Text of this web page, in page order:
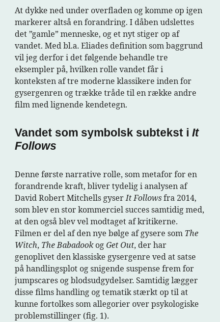
At dykke ned under overfladen og komme op igen
markerer altså en forandring. I dåben udslettes
det ”gamle” menneske, og et nyt stiger op af
vandet. Med bl.a. Eliades definition som baggrund
vil jeg derfor i det følgende behandle tre
eksempler på, hvilken rolle vandet får i
konteksten af tre moderne klassikere inden for
gysergenren og trække tråde til en række andre
film med lignende kendetegn.
Vandet som symbolsk subtekst iIt
Follows
Denne første narrative rolle, som metafor for en
forandrende kraft, bliver tydelig i analysen af
David Robert Mitchells gyserIt Followsfra 2014,
som blev en stor kommerciel succes samtidig med,
at den også blev vel modtaget af kritikerne.
Filmen er del af den nye bølge af gysere som The
Witch, The BabadookogGet Out, der har
genoplivet den klassiske gysergenre ved at satse
på handlingsplot og snigende suspense frem for
jumpscares og blodsudgydelser. Samtidig lægger
disse films handling og tematik stærkt op til at
kunne fortolkes som allegorier over psykologiske
problemstillinger (fig. 1).